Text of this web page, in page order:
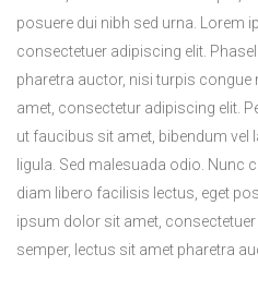
posuere dui nibh sed urna. Lorem
consectetuer adipiscing elit.
pharetra auctor, nisi turpis
amet, consectetur adipiscing elit.
ut faucibus sit amet, bibendum
ligula. Sed malesuada odio. Nunc
diam libero facilisis lectus, eget
ipsum dolor sit amet,
semper, lectus sit amet pharetra